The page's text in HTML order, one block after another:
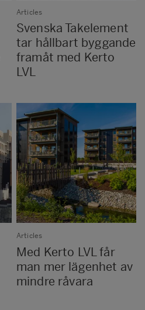
Articles
Svenska Takelement
tar hållbart byggande
framåt med Kerto
LVL
Articles
Med Kerto LVL får
man mer lägenhet av
mindre råvara